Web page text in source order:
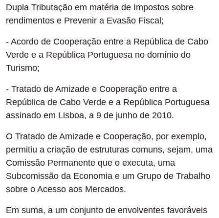
Dupla Tributação em matéria de Impostos sobre
rendimentos e Prevenir a Evasão Fiscal;
- Acordo de Cooperação entre a República de Cabo
Verde e a República Portuguesa no domínio do
Turismo;
- Tratado de Amizade e Cooperação entre a
República de Cabo Verde e a República Portuguesa
assinado em Lisboa, a 9 de junho de 2010.
O Tratado de Amizade e Cooperação, por exemplo,
permitiu a criação de estruturas comuns, sejam, uma
Comissão Permanente que o executa, uma
Subcomissão da Economia e um Grupo de Trabalho
sobre o Acesso aos Mercados.
Em suma, a um conjunto de envolventes favoráveis